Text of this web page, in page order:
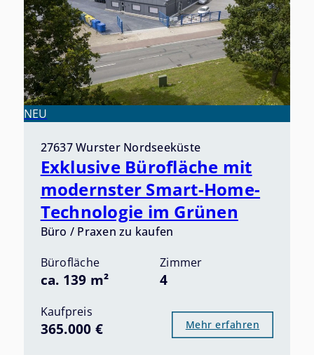
NEU
27637 Wurster Nordseeküste
Exklusive Bürofläche mit
modernster Smart-Home-
Technologie im Grünen
Büro / Praxen zu kaufen
Bürofläche
ca. 139 m²
Zimmer
4
Kaufpreis
365.000 € Mehr erfahren